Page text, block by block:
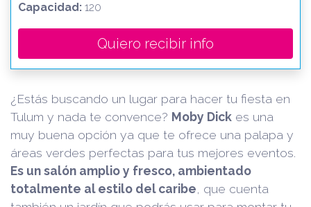
Capacidad: 120
Quiero recibir info
¿Estás buscando un lugar para hacer tu fiesta en
Tulum y nada te convence? Moby Dick es una
muy buena opción ya que te ofrece una palapa y
áreas verdes perfectas para tus mejores eventos.
Es un salón amplio y fresco, ambientado
totalmente al estilo del caribe , que cuenta